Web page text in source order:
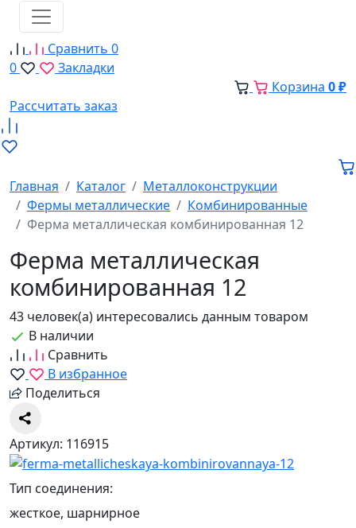
Сравнить 0
0
Закладки
Корзина 0 ₽
Рассчитать заказ
Главная Каталог
Металлоконструкции
Фермы металлические
Комбинированные
Ферма металлическая комбинированная 12
Ферма металлическая
комбинированная 12
43 человек(а) интересовались данным товаром
В наличии
Сравнить
В избранное
Поделиться
Артикул: 116915
Тип соединения:
жесткое, шарнирное